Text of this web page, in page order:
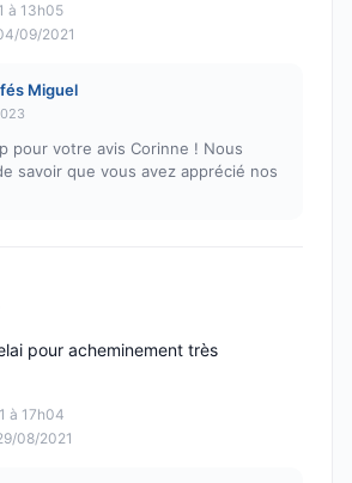
à 13h05
09/2021
Miguel
pour votre avis Corinne ! Nous
savoir que vous avez apprécié nos
à 17h04
08/2021
pour acheminement très